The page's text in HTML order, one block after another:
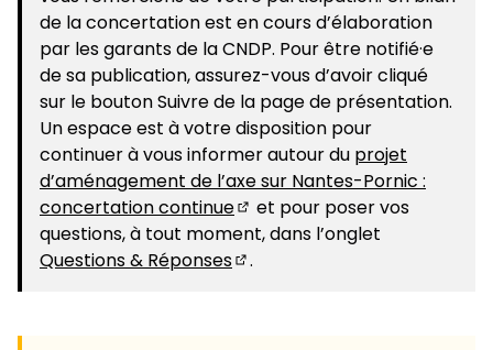
de la concertation est en cours d’élaboration
par les garants de la CNDP. Pour être notifié·e
de sa publication, assurez-vous d’avoir cliqué
sur le bouton Suivre de la page de présentation.
Un espace est à votre disposition pour
continuer à vous informer autour du projet
d’aménagement de l’axe sur Nantes-Pornic :
concertation continue
(S'ouvre dans un nouvel
et pour poser vos
questions, à tout moment, dans l’onglet
Questions & Réponses
.